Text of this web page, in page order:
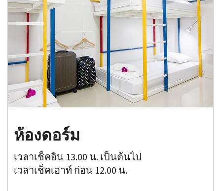
ห้องดอร์ม
เวลาเช็คอิน 13.00 น. เป็นต้นไป
เวลาเช็คเอาท์ ก่อน 12.00 น.